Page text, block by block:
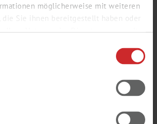
möglicherweise mit weiteren
die Sie ihnen bereitgestellt haben oder
Ihrer Nutzung der Dienste gesammelt